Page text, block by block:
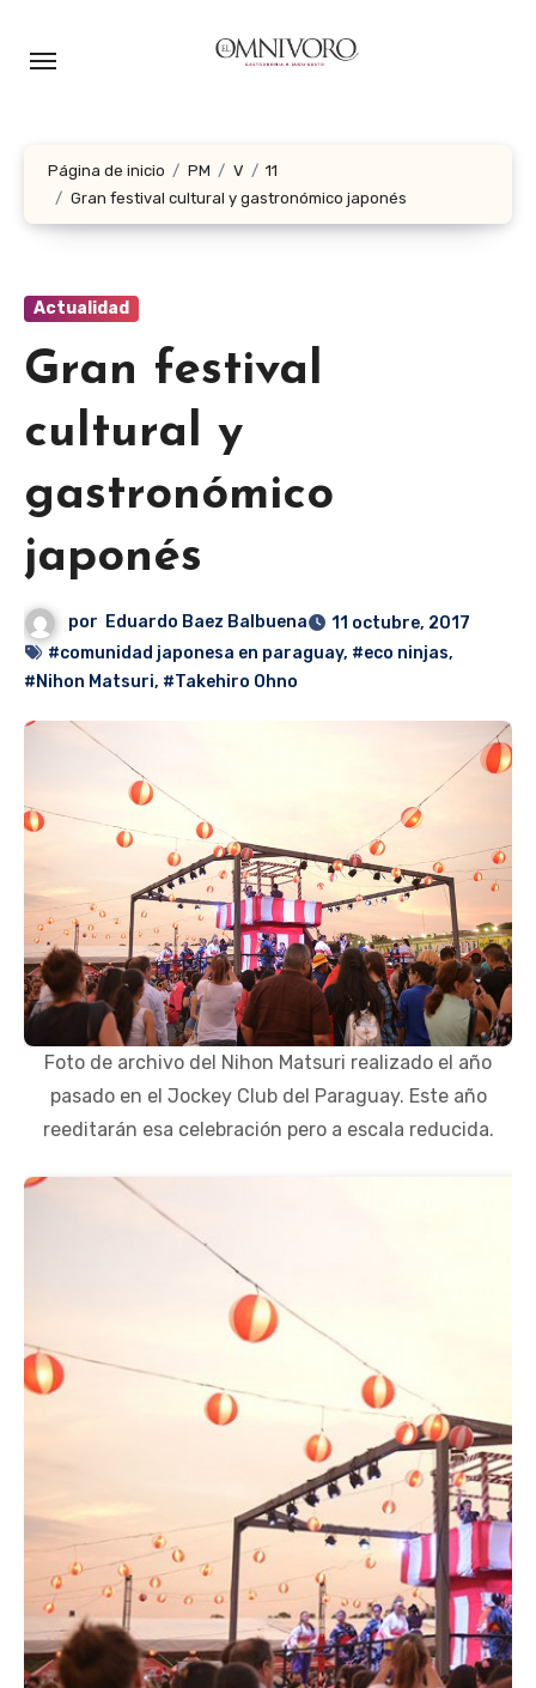
Página de inicio PM V
11
Gran festival cultural y gastronómico japonés
Actualidad
Gran festival
cultural y
gastronómico
japonés
por Eduardo Baez Balbuena
11 octubre, 2017
#comunidad japonesa en paraguay, #eco ninjas,
#Nihon Matsuri, #Takehiro Ohno
Foto de archivo del Nihon Matsuri realizado el año
pasado en el Jockey Club del Paraguay. Este año
reeditarán esa celebración pero a escala reducida.